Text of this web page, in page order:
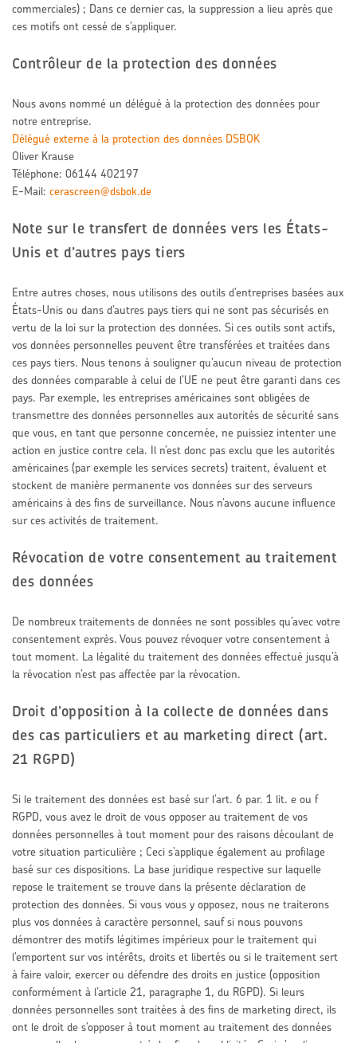
commerciales) ; Dans ce dernier cas, la suppression a lieu après que
ces motifs ont cessé de s’appliquer.
Contrôleur de la protection des données
Nous avons nommé un délégué à la protection des données pour
notre entreprise.
Délégué externe à la protection des données DSBOK
Oliver Krause
Téléphone: 06144 402197
E-Mail: cerascreen@dsbok.de
Note sur le transfert de données vers les États-
Unis et d’autres pays tiers
Entre autres choses, nous utilisons des outils d’entreprises basées aux
États-Unis ou dans d’autres pays tiers qui ne sont pas sécurisés en
vertu de la loi sur la protection des données. Si ces outils sont actifs,
vos données personnelles peuvent être transférées et traitées dans
ces pays tiers. Nous tenons à souligner qu’aucun niveau de protection
des données comparable à celui de l’UE ne peut être garanti dans ces
pays. Par exemple, les entreprises américaines sont obligées de
transmettre des données personnelles aux autorités de sécurité sans
que vous, en tant que personne concernée, ne puissiez intenter une
action en justice contre cela. Il n’est donc pas exclu que les autorités
américaines (par exemple les services secrets) traitent, évaluent et
stockent de manière permanente vos données sur des serveurs
américains à des fins de surveillance. Nous n’avons aucune influence
sur ces activités de traitement.
Révocation de votre consentement au traitement
des données
De nombreux traitements de données ne sont possibles qu’avec votre
consentement exprès. Vous pouvez révoquer votre consentement à
tout moment. La légalité du traitement des données effectué jusqu’à
la révocation n’est pas affectée par la révocation.
Droit d’opposition à la collecte de données dans
des cas particuliers et au marketing direct (art.
21 RGPD)
Si le traitement des données est basé sur l’art. 6 par. 1 lit. e ou f
RGPD, vous avez le droit de vous opposer au traitement de vos
données personnelles à tout moment pour des raisons découlant de
votre situation particulière ; Ceci s’applique également au profilage
basé sur ces dispositions. La base juridique respective sur laquelle
repose le traitement se trouve dans la présente déclaration de
protection des données. Si vous vous y opposez, nous ne traiterons
plus vos données à caractère personnel, sauf si nous pouvons
démontrer des motifs légitimes impérieux pour le traitement qui
l’emportent sur vos intérêts, droits et libertés ou si le traitement sert
à faire valoir, exercer ou défendre des droits en justice (opposition
conformément à l’article 21, paragraphe 1, du RGPD). Si leurs
données personnelles sont traitées à des fins de marketing direct, ils
ont le droit de s’opposer à tout moment au traitement des données